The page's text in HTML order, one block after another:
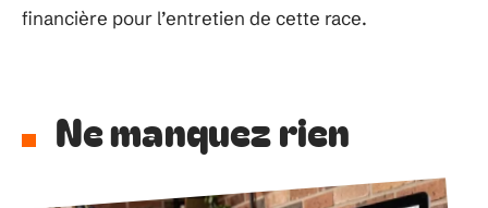
financière pour l’entretien de cette race.
Ne manquez rien